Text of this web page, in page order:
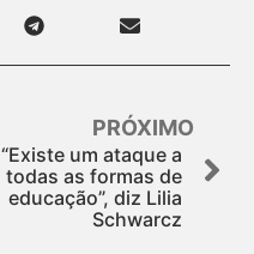
PRÓXIMO
“Existe um ataque a
todas as formas de
educação”, diz Lilia
Schwarcz